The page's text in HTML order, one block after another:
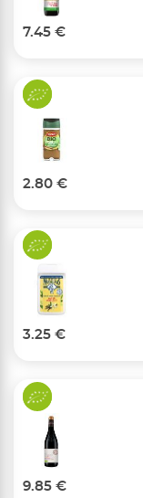
7.45 €
2.80 €
3.25 €
9.85 €